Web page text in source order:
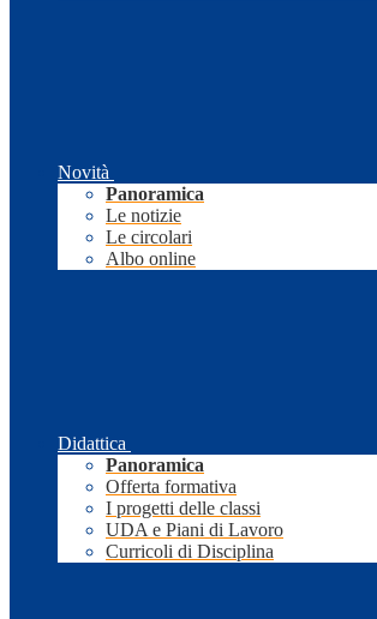
Novità
Panoramica
Le notizie
Le circolari
Albo online
Didattica
Panoramica
Offerta formativa
I progetti delle classi
UDA e Piani di Lavoro
Curricoli di Disciplina